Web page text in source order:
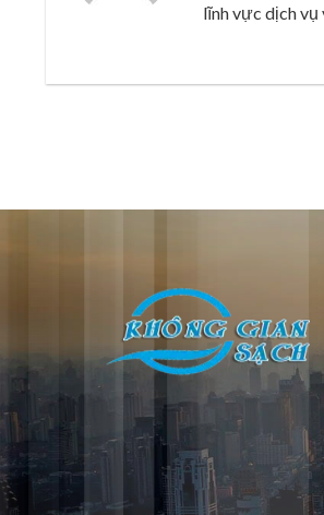
lĩnh vực dịch vụ